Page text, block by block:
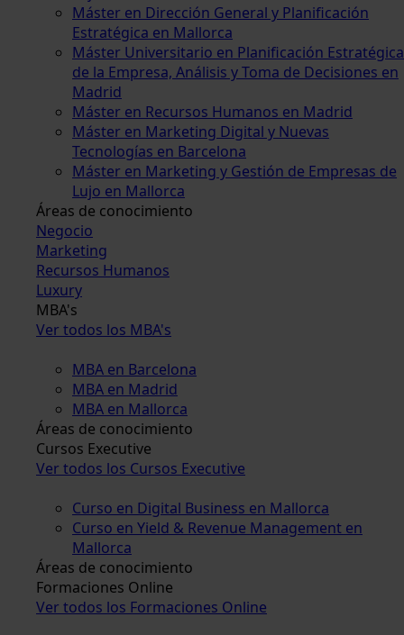
Máster en Dirección General y Planificación
Estratégica en Mallorca
Máster Universitario en Planificación Estratégica
de la Empresa, Análisis y Toma de Decisiones en
Madrid
Máster en Recursos Humanos en Madrid
Máster en Marketing Digital y Nuevas
Tecnologías en Barcelona
Máster en Marketing y Gestión de Empresas de
Lujo en Mallorca
Áreas de conocimiento
Negocio
Marketing
Recursos Humanos
Luxury
MBA's
Ver todos los MBA's
MBA en Barcelona
MBA en Madrid
MBA en Mallorca
Áreas de conocimiento
Cursos Executive
Ver todos los Cursos Executive
Curso en Digital Business en Mallorca
Curso en Yield & Revenue Management en
Mallorca
Áreas de conocimiento
Formaciones Online
Ver todos los Formaciones Online